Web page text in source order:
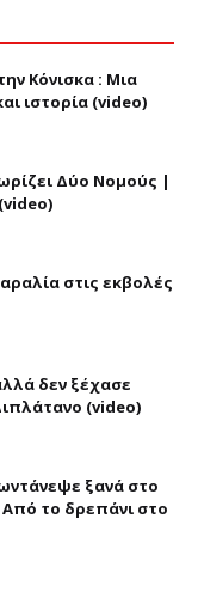
Κόνισκα : Μια
ιστορία (video)
Δύο Νομούς |
στις εκβολές
δεν ξέχασε
(video)
ξανά στο
το δρεπάνι στο